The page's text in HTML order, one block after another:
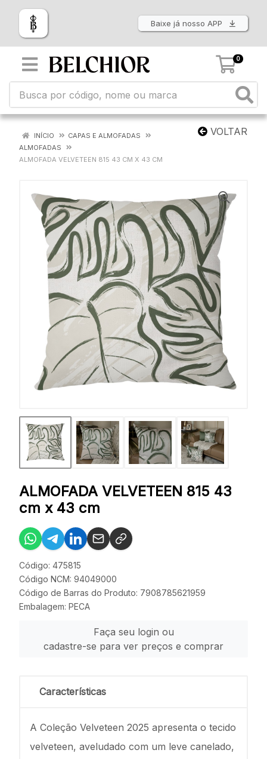
Baixe já nosso APP
0
VOLTAR
INÍCIO
CAPAS E ALMOFADAS
ALMOFADAS
ALMOFADA VELVETEEN 815 43 CM X 43 CM
ALMOFADA VELVETEEN 815 43
cm x 43 cm
Código: 475815
Código NCM: 94049000
Código de Barras do Produto: 7908785621959
Embalagem: PECA
Faça seu login ou
cadastre-se para ver preços e comprar
Características
A Coleção Velveteen 2025 apresenta o tecido
velveteen, aveludado com um leve canelado,